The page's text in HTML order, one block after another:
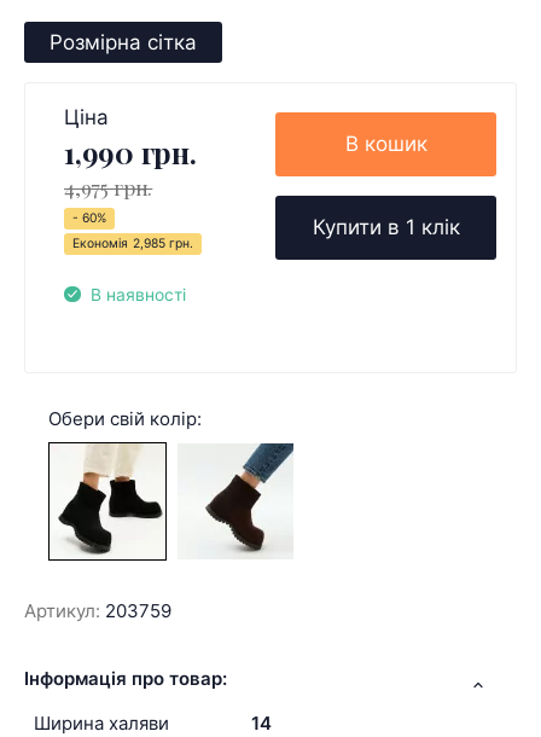
Розмірна сітка
Ціна
1,990 грн.
4,975 грн.
- 60%
Економія 2,985 грн.
В наявності
В кошик
Купити в 1 клік
Обери свій колір:
Артикул: 203759
Інформація про товар:
Ширина халяви
14